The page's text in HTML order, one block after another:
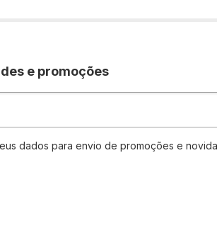
e promoções
dados para envio de promoções e